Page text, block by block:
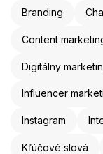
Branding
Content
Digitálny
Influencer
Instagram
Kľúčové slová